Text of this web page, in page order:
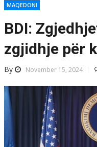
MAQEDONI
BDI:
zgjidhje për
By November 15, 2024